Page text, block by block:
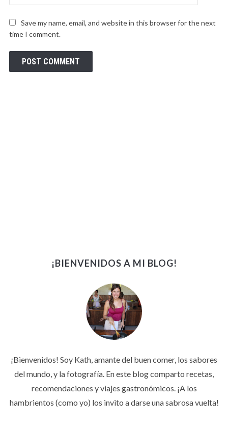
Save my name, email, and website in this browser for the next
time I comment.
¡BIENVENIDOS A MI BLOG!
¡Bienvenidos! Soy Kath, amante del buen comer, los sabores
del mundo, y la fotografía. En este blog comparto recetas,
recomendaciones y viajes gastronómicos. ¡A los
hambrientos (como yo) los invito a darse una sabrosa vuelta!